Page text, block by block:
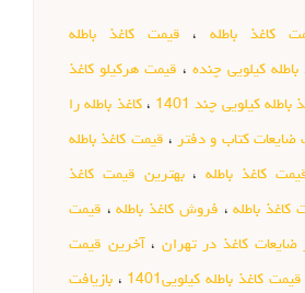
کاغذ باطله، قیمت کاغذ باطله
کیلویی چنده، قیمت هرکیلو کاغذ
باطله کیلویی چند 1401 ،کاغذ باطله را
ضایعات کتاب و دفتر ، قیمت کاغذ باطله
کاغذ باطله،بهترین قیمت کاغذ
کاغذ باطله، فروش کاغذ باطله، قیمت
ضایعات کاغذ در تهران ، آخرین قیمت
قیمت کاغذ باطله کیلویی1401 ، بازیافت